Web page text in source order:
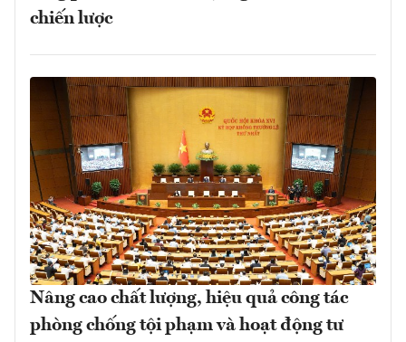
chiến lược
Nâng cao chất lượng, hiệu quả công tác
phòng chống tội phạm và hoạt động tư